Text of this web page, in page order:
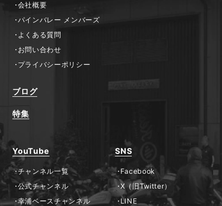
会社概要
パインバレー メンバーズ
よくある質問
お問い合わせ
プライバシーポリシー
ブログ
特集
YouTube
チャンネル一覧
公式チャンネル
幸浦ベースチャンネル
SNS
Facebook
X（旧Twitter）
LINE